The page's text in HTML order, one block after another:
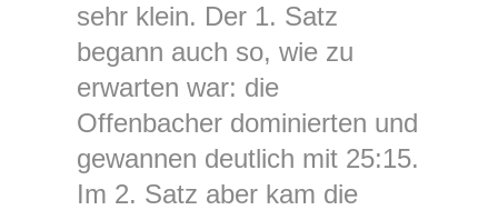
sehr klein. Der 1. Satz
begann auch so, wie zu
erwarten war: die
Offenbacher dominierten und
gewannen deutlich mit 25:15.
Im 2. Satz aber kam die